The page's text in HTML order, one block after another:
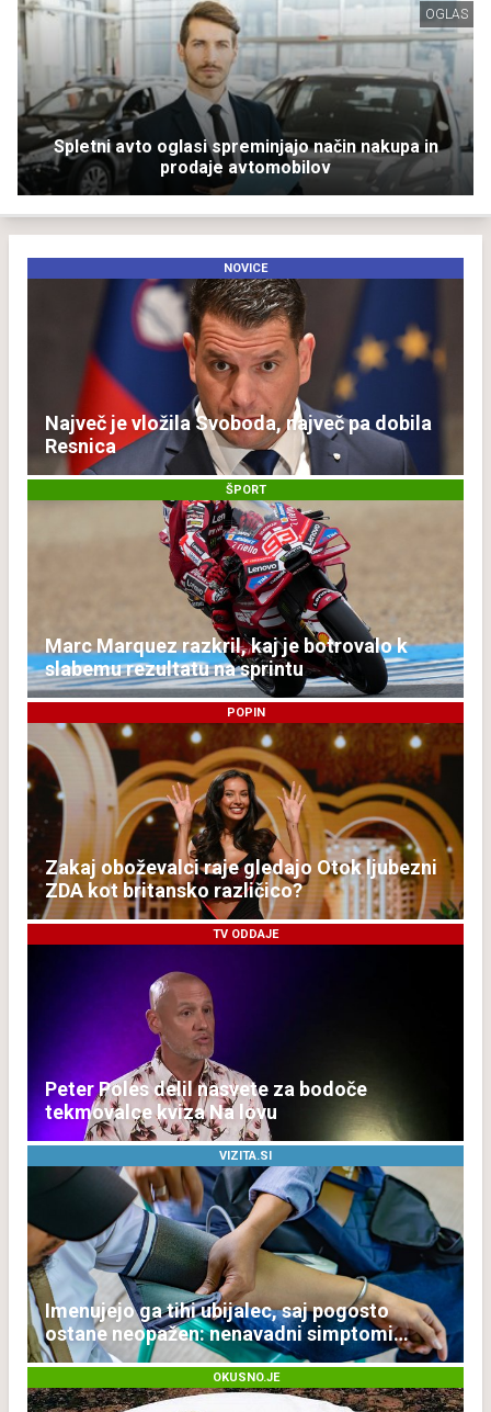
OGLAS
Spletni avto oglasi spreminjajo način nakupa in
prodaje avtomobilov
NOVICE
Največ je vložila Svoboda, največ pa dobila
Resnica
ŠPORT
Marc Marquez razkril, kaj je botrovalo k
slabemu rezultatu na sprintu
POPIN
Zakaj oboževalci raje gledajo Otok ljubezni
ZDA kot britansko različico?
TV ODDAJE
Peter Poles delil nasvete za bodoče
tekmovalce kviza Na lovu
VIZITA.SI
Imenujejo ga tihi ubijalec, saj pogosto
ostane neopažen: nenavadni simptomi
visokega holesterola
OKUSNO.JE